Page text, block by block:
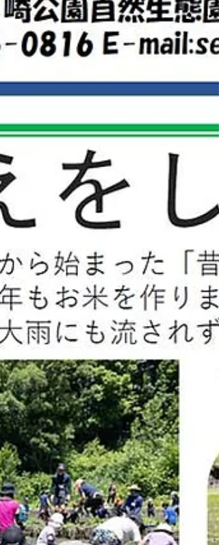
にお越し頂くと、今号で紹介していますカ
スウリの素敵な花と巡り合えるかも？（保
川）